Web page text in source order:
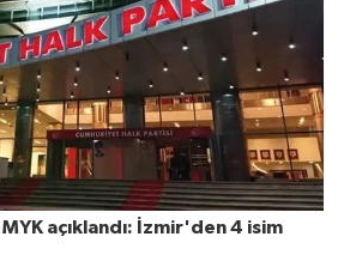
MYK açıklandı: İzmir'den 4 isim